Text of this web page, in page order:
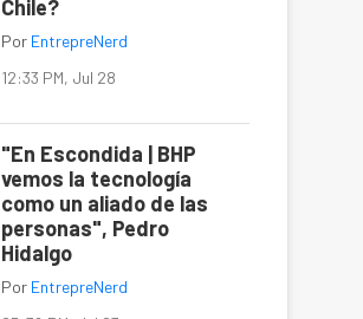
Chile?
Por EntrepreNerd
12:33 PM, Jul 28
"En Escondida | BHP
vemos la tecnología
como un aliado de las
personas", Pedro
Hidalgo
Por EntrepreNerd